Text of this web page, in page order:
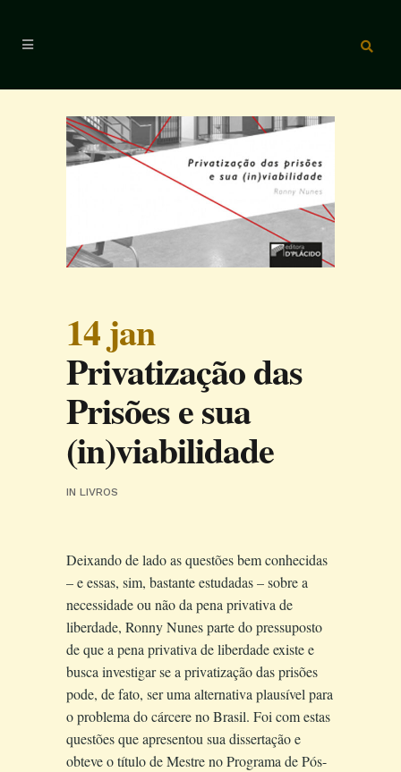
14 jan
Privatização das
Prisões e sua
(in)viabilidade
IN LIVROS
Deixando de lado as questões bem conhecidas
– e essas, sim, bastante estudadas – sobre a
necessidade ou não da pena privativa de
liberdade, Ronny Nunes parte do pressuposto
de que a pena privativa de liberdade existe e
busca investigar se a privatização das prisões
pode, de fato, ser uma alternativa plausível para
o problema do cárcere no Brasil. Foi com estas
questões que apresentou sua dissertação e
obteve o título de Mestre no Programa de Pós-